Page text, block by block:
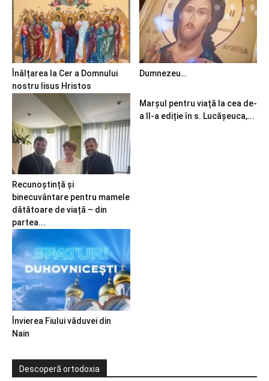
Înălțarea la Cer a Domnului
nostru Iisus Hristos
Dumnezeu…
Recunoștință și
binecuvântare pentru mamele
dătătoare de viață – din
partea...
Marșul pentru viață la cea de-
a II-a ediție în s. Lucășeuca,...
Învierea Fiului văduvei din
Nain
Descoperă ortodoxia